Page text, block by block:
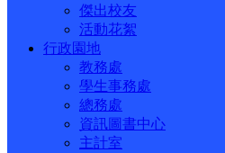
傑出校友
活動花絮
行政園地
教務處
學生事務處
總務處
資訊圖書中心
主計室